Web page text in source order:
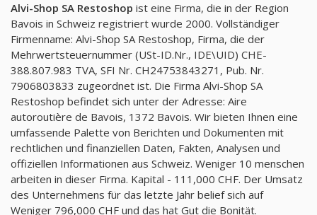
Alvi-Shop SA Restoshop ist eine Firma, die in der Region
Bavois in Schweiz registriert wurde 2000. Vollständiger
Firmenname: Alvi-Shop SA Restoshop, Firma, die der
Mehrwertsteuernummer (USt-ID.Nr., IDE\UID) CHE-
388.807.983 TVA, SFI Nr. CH24753843271, Pub. Nr.
7906803833 zugeordnet ist. Die Firma Alvi-Shop SA
Restoshop befindet sich unter der Adresse: Aire
autoroutière de Bavois, 1372 Bavois. Wir bieten Ihnen eine
umfassende Palette von Berichten und Dokumenten mit
rechtlichen und finanziellen Daten, Fakten, Analysen und
offiziellen Informationen aus Schweiz. Weniger 10 menschen
arbeiten in dieser Firma. Kapital - 111,000 CHF. Der Umsatz
des Unternehmens für das letzte Jahr belief sich auf
Weniger 796,000 CHF und das hat Gut die Bonität.